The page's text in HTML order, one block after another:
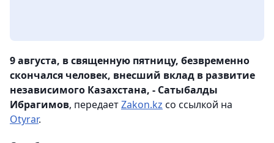
9 августа, в священную пятницу, безвременно
скончался человек, внесший вклад в развитие
независимого Казахстана, - Сатыбалды
Ибрагимов, передаетZakon.kz со ссылкой на
Otyrar.